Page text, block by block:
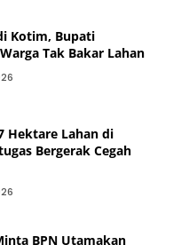
Kotim, Bupati
Tak Bakar Lahan
Hektare Lahan di
Bergerak Cegah
BPN Utamakan